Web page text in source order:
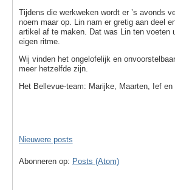
Tijdens die werkweken wordt er ’s avonds
noem maar op. Lin nam er gretig aan deel
artikel af te maken. Dat was Lin ten voeten
eigen ritme.
Wij vinden het ongelofelijk en
meer hetzelfde zijn.
Het Bellevue-team: Marijke, Maarten, Ief en
Nieuwere posts
Abonneren op: Posts (Atom)